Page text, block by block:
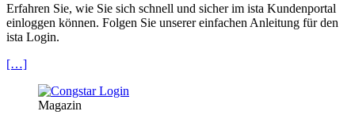
Erfahren Sie, wie Sie sich schnell und sicher im ista Kundenportal
einloggen können. Folgen Sie unserer einfachen Anleitung für den
ista Login.
[…]
Magazin